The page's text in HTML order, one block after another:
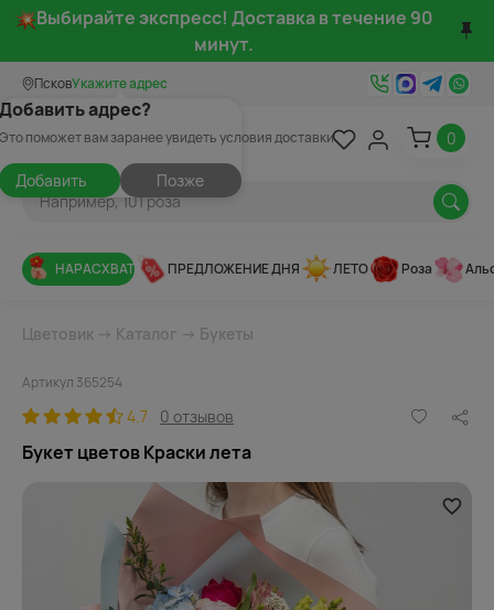
Выбирайте экспресс! Доставка в течение 90
минут.
ПсковУкажите адрес
адрес?
поможет вам заранее увидеть условия доставки
Добавить Позже
0
НАРАСХВАТ ПРЕДЛОЖЕНИЕ ДНЯ ЛЕТО Роза
Цветовик → Каталог → Букеты
Артикул 365254
4.7 0 отзывов
Букет цветов Краски лета